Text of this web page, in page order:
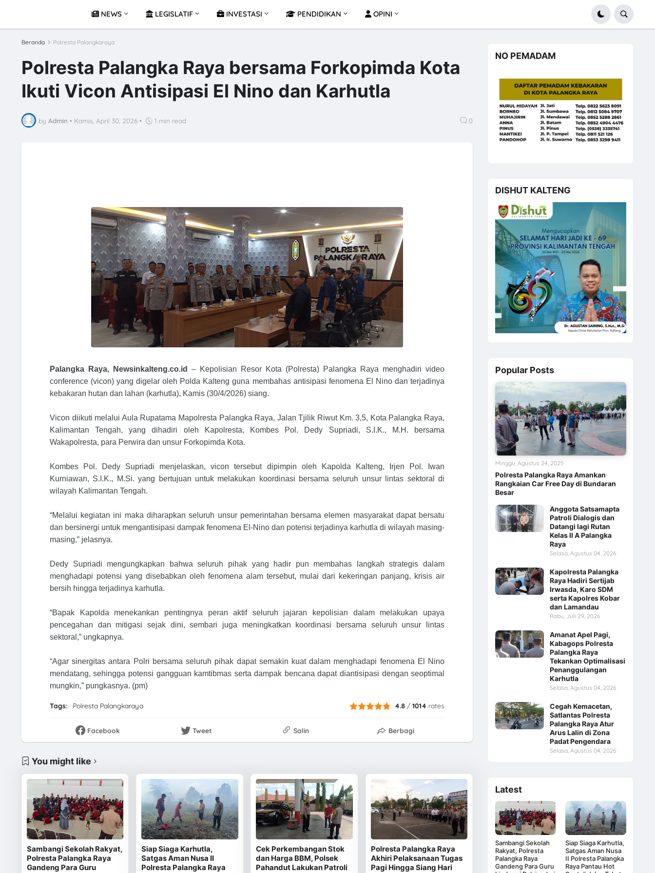
NEWS LEGISLATIF INVESTASI PENDIDIKAN OPINI
Beranda Polresta Palangkaraya
Polresta Palangka Raya bersama Forkopimda Kota
Ikuti Vicon Antisipasi El Nino dan Karhutla
by Admin • Kamis, April 30, 2026 • 1 min read 0
Palangka Raya, Newsinkalteng.co.id
– Kepolisian Resor Kota (Polresta) Palangka Raya menghadiri video
conference (vicon) yang digelar oleh Polda Kalteng guna membahas antisipasi fenomena El Nino dan terjadinya
kebakaran hutan dan lahan (karhutla), Kamis (30/4/2026) siang.
Vicon diikuti melalui Aula Rupatama Mapolresta Palangka Raya, Jalan Tjilik Riwut Km. 3,5, Kota Palangka Raya,
Kalimantan Tengah, yang dihadiri oleh Kapolresta, Kombes Pol. Dedy Supriadi, S.I.K., M.H. bersama
Wakapolresta, para Perwira dan unsur Forkopimda Kota.
Kombes Pol. Dedy Supriadi menjelaskan, vicon tersebut dipimpin oleh Kapolda Kalteng, Irjen Pol. Iwan
Kurniawan, S.I.K., M.Si. yang bertujuan untuk melakukan koordinasi bersama seluruh unsur lintas sektoral di
wilayah Kalimantan Tengah.
“Melalui kegiatan ini maka diharapkan seluruh unsur pemerintahan bersama elemen masyarakat dapat bersatu
dan bersinergi untuk mengantisipasi dampak fenomena El-Nino dan potensi terjadinya karhutla di wilayah masing-
masing,” jelasnya.
Dedy Supriadi mengungkapkan bahwa seluruh pihak yang hadir pun membahas langkah strategis dalam
menghadapi potensi yang disebabkan oleh fenomena alam tersebut, mulai dari kekeringan panjang, krisis air
bersih hingga terjadinya karhutla.
“Bapak Kapolda menekankan pentingnya peran aktif seluruh jajaran kepolisian dalam melakukan upaya
pencegahan dan mitigasi sejak dini, sembari juga meningkatkan koordinasi bersama seluruh unsur lintas
sektoral,” ungkapnya.
“Agar sinergitas antara Polri bersama seluruh pihak dapat semakin kuat dalam menghadapi fenomena El Nino
mendatang, sehingga potensi gangguan kamtibmas serta dampak bencana dapat diantisipasi dengan seoptimal
mungkin,” pungkasnya. (pm)
Tags: Polresta Palangkaraya 4.8 /1014 rates
Facebook Tweet Salin Berbagi
You might like
Sambangi Sekolah Rakyat,
Polresta Palangka Raya
Gandeng Para Guru
Siap Siaga Karhutla,
Satgas Aman Nusa II
Polresta Palangka Raya
Cek Perkembangan Stok
dan Harga BBM, Polsek
Pahandut Lakukan Patroli
Polresta Palangka Raya
Akhiri Pelaksanaan Tugas
Pagi Hingga Siang Hari
NO PEMADAM
DISHUT KALTENG
Popular Posts
Polresta Palangka Raya Amankan
Rangkaian Car Free Day di Bundaran
Besar
Minggu, Agustus 24, 2025
Anggota Satsamapta
Patroli Dialogis dan
Datangi lagi Rutan
Kelas II A Palangka
Raya
Selasa, Agustus 04, 2026
Kapolresta Palangka
Raya Hadiri Sertijab
Irwasda, Karo SDM
serta Kapolres Kobar
dan Lamandau
Rabu, Juli 29, 2026
Amanat Apel Pagi,
Kabagops Polresta
Palangka Raya
Tekankan Optimalisasi
Penanggulangan
Karhutla
Selasa, Agustus 04, 2026
Cegah Kemacetan,
Satlantas Polresta
Palangka Raya Atur
Arus Lalin di Zona
Padat Pengendara
Selasa, Agustus 04, 2026
Latest
Sambangi Sekolah
Rakyat, Polresta
Palangka Raya
Gandeng Para Guru
Siap Siaga Karhutla,
Satgas Aman Nusa
II Polresta Palangka
Raya Pantau Hot